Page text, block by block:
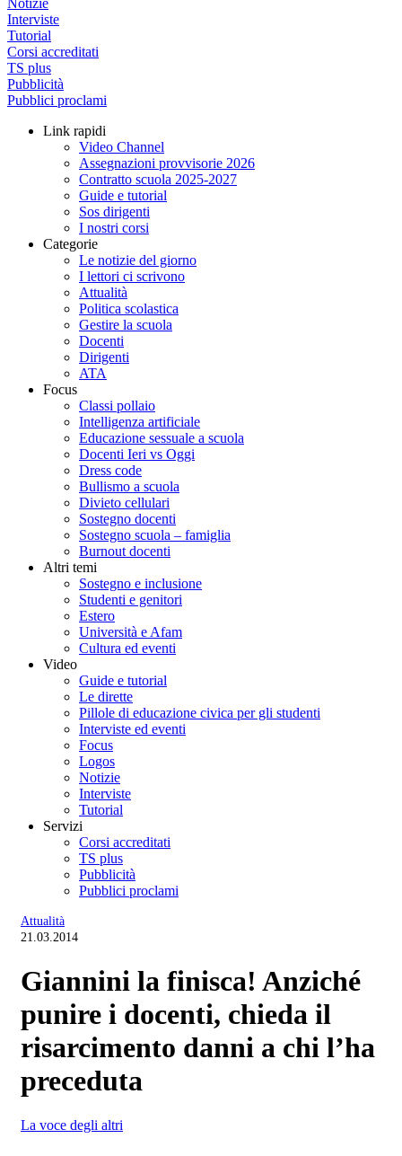
Notizie
Interviste
Tutorial
Corsi accreditati
TS plus
Pubblicità
Pubblici proclami
Link rapidi
Video Channel
Assegnazioni provvisorie 2026
Contratto scuola 2025-2027
Guide e tutorial
Sos dirigenti
I nostri corsi
Categorie
Le notizie del giorno
I lettori ci scrivono
Attualità
Politica scolastica
Gestire la scuola
Docenti
Dirigenti
ATA
Focus
Classi pollaio
Intelligenza artificiale
Educazione sessuale a scuola
Docenti Ieri vs Oggi
Dress code
Bullismo a scuola
Divieto cellulari
Sostegno docenti
Sostegno scuola – famiglia
Burnout docenti
Altri temi
Sostegno e inclusione
Studenti e genitori
Estero
Università e Afam
Cultura ed eventi
Video
Guide e tutorial
Le dirette
Pillole di educazione civica per gli studenti
Interviste ed eventi
Focus
Logos
Notizie
Interviste
Tutorial
Servizi
Corsi accreditati
TS plus
Pubblicità
Pubblici proclami
Attualità
21.03.2014
Giannini la finisca! Anziché
punire i docenti, chieda il
risarcimento danni a chi l’ha
preceduta
La voce degli altri